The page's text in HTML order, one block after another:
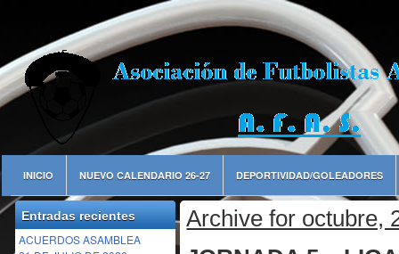
INICIO NUEVO CALENDARIO 26-27 DEPORTIVIDAD/GOLEADORES
Entradas recientes
ACUERDOS ASAMBLEA
Archive for octubre,